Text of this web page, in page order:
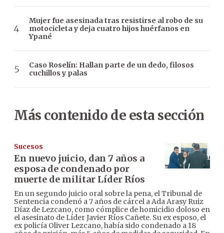
Mujer fue asesinada tras resistirse al robo de su
motocicleta y deja cuatro hijos huérfanos en
Ypané
Caso Roselín: Hallan parte de un dedo, filosos
cuchillos y palas
Más contenido de esta sección
Sucesos
En nuevo juicio, dan 7 años a
esposa de condenado por
muerte de militar Líder Ríos
En un segundo juicio oral sobre la pena, el Tribunal de
Sentencia condenó a 7 años de cárcel a Ada Arasy Ruiz
Díaz de Lezcano, como cómplice de homicidio doloso en
el asesinato de Líder Javier Ríos Cañete. Su ex esposo, el
ex policía Oliver Lezcano, había sido condenado a 18